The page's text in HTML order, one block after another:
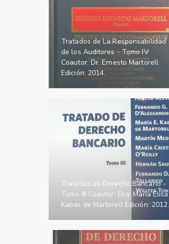
Tratados de La Responsabilidad
de los Auditores - Tomo IV
Coautor: Dr. Ernesto Martorell
Edición: 2014.
Tratados de Derecho Bancario -
Tomo III Coautor: Dra. María Elisa
Kabas de Martorell Edición: 2012.